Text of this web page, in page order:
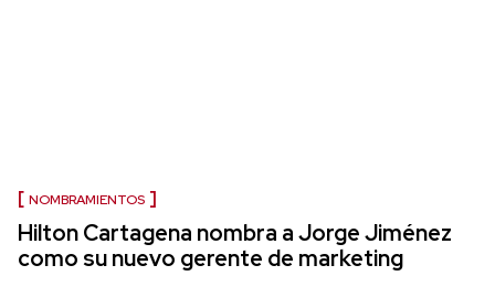
NOMBRAMIENTOS
Hilton Cartagena nombra a Jorge Jiménez
como su nuevo gerente de marketing